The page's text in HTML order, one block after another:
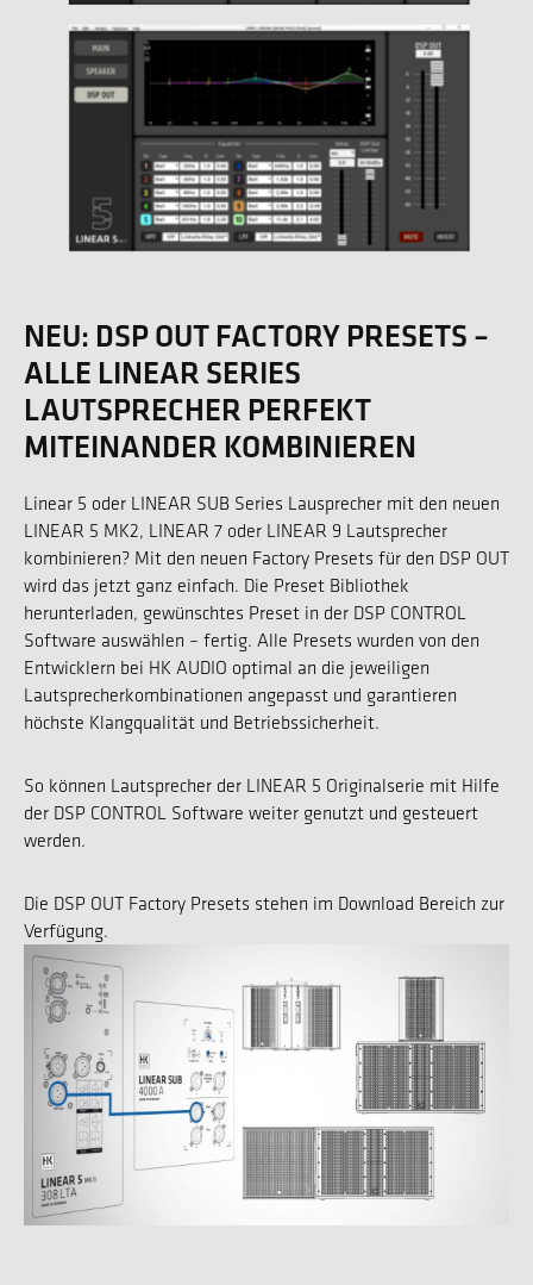
NEU: DSP OUT FACTORY PRESETS –
ALLE LINEAR SERIES
LAUTSPRECHER PERFEKT
MITEINANDER KOMBINIEREN
Linear 5 oder LINEAR SUB Series Lausprecher mit den neuen
LINEAR 5 MK2, LINEAR 7 oder LINEAR 9 Lautsprecher
kombinieren? Mit den neuen Factory Presets für den DSP OUT
wird das jetzt ganz einfach. Die Preset Bibliothek
herunterladen, gewünschtes Preset in der DSP CONTROL
Software auswählen – fertig. Alle Presets wurden von den
Entwicklern bei HK AUDIO optimal an die jeweiligen
Lautsprecherkombinationen angepasst und garantieren
höchste Klangqualität und Betriebssicherheit.
So können Lautsprecher der LINEAR 5 Originalserie mit Hilfe
der DSP CONTROL Software weiter genutzt und gesteuert
werden.
Die DSP OUT Factory Presets stehen im Download Bereich zur
Verfügung.